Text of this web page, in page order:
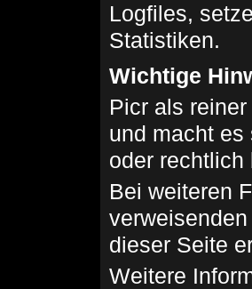
Logfiles,
Statistiken.
Wichtige
Picr als
und macht
oder
Bei weiteren
dieser Seite
Weitere